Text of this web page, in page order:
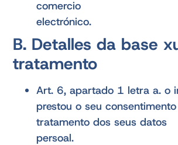
comercio
electrónico.
B. Detalles da base
tratamento
Art. 6, apartado 1 letra a. o
prestou o seu
tratamento dos seus datos
persoal.